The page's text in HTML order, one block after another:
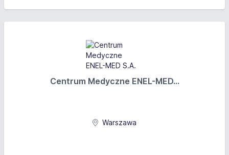
Centrum Medyczne ENEL-MED...
Warszawa